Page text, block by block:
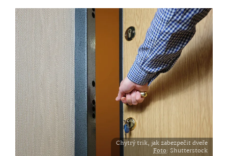
Chytrý trik, jak zabezpečit dveře
Foto: Shutterstock